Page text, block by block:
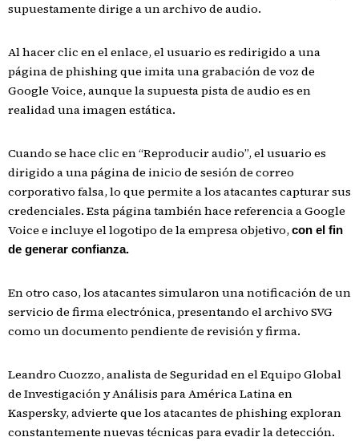
supuestamente dirige a un archivo de audio.
Al hacer clic en el enlace, el usuario es redirigido a una
página de phishing que imita una grabación de voz de
Google Voice, aunque la supuesta pista de audio es en
realidad una imagen estática.
Cuando se hace clic en “Reproducir audio”, el usuario es
dirigido a una página de inicio de sesión de correo
corporativo falsa, lo que permite a los atacantes capturar sus
credenciales. Esta página también hace referencia a Google
Voice e incluye el logotipo de la empresa objetivo,con el fin
de generar confianza.
En otro caso, los atacantes simularon una notificación de un
servicio de firma electrónica, presentando el archivo SVG
como un documento pendiente de revisión y firma.
Leandro Cuozzo, analista de Seguridad en el Equipo Global
de Investigación y Análisis para América Latina en
Kaspersky, advierte que los atacantes de phishing exploran
constantemente nuevas técnicas para evadir la detección.